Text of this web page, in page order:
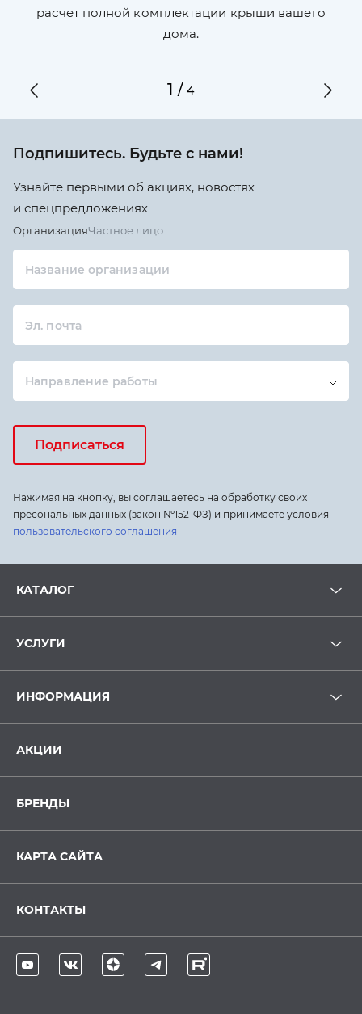
расчет полной комплектации крыши вашего
дома.
1 /4
Подпишитесь. Будьте с нами!
Узнайте первыми об акциях, новостях
и спецпредложениях
ОрганизацияЧастное лицо
Название организации
Эл. почта
Направление работы
Подписаться
Нажимая на кнопку, вы соглашаетесь на обработку своих
пресональных данных (закон №152-ФЗ) и принимаете условия
пользовательского соглашения
КАТАЛОГ
УСЛУГИ
ИНФОРМАЦИЯ
АКЦИИ
БРЕНДЫ
КАРТА САЙТА
КОНТАКТЫ